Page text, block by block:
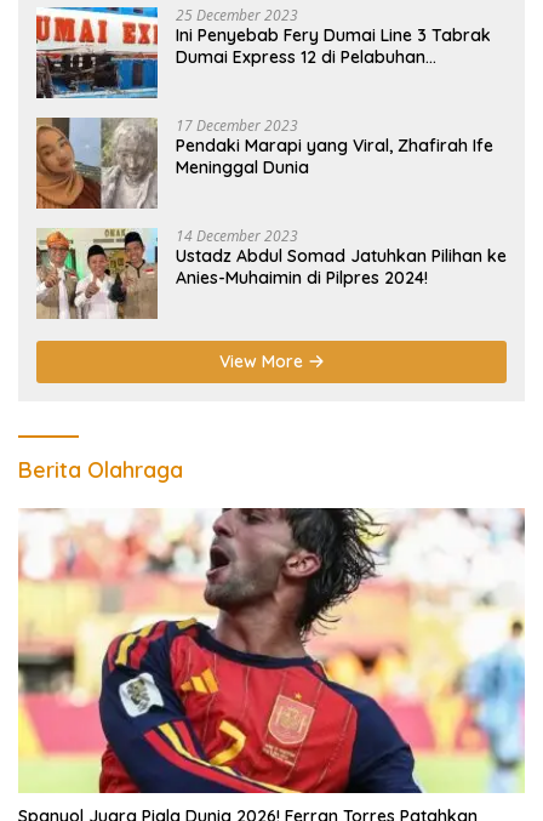
25 December 2023
Ini Penyebab Fery Dumai Line 3 Tabrak
Dumai Express 12 di Pelabuhan
17 December 2023
Pendaki Marapi yang Viral, Zhafirah Ife
Meninggal Dunia
14 December 2023
Ustadz Abdul Somad Jatuhkan Pilihan ke
Anies-Muhaimin di Pilpres 2024!
View More
Berita Olahraga
Spanyol Juara Piala Dunia 2026! Ferran Torres Patahkan